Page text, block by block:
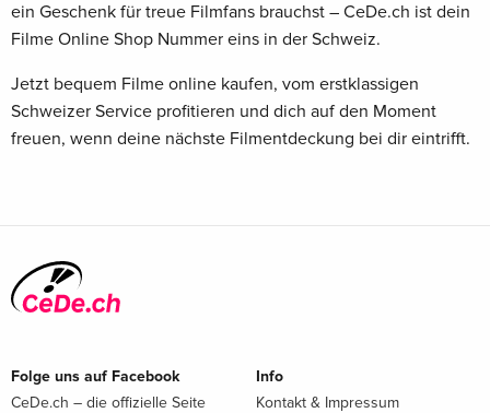
ein Geschenk für treue Filmfans brauchst – CeDe.ch ist dein
Filme Online Shop Nummer eins in der Schweiz.
Jetzt bequem Filme online kaufen, vom erstklassigen
Schweizer Service profitieren und dich auf den Moment
freuen, wenn deine nächste Filmentdeckung bei dir eintrifft.
Folge uns auf Facebook
CeDe.ch – die offizielle Seite
Info
Kontakt & Impressum